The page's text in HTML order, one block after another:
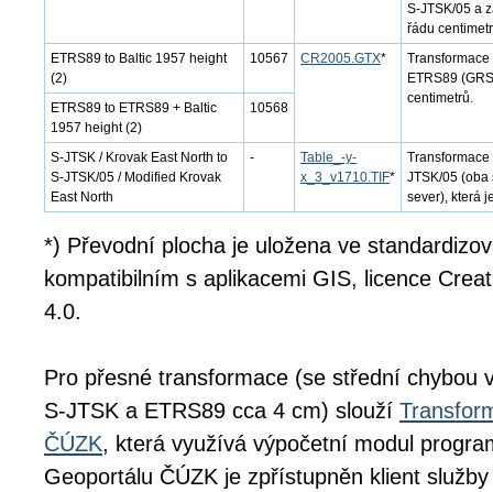
S-JTSK/05 a
řádu
ETRS89 to Baltic 1957 height
(2)
10567 CR2005.GTX*
ETRS89
centimetrů.
ETRS89 to ETRS89 + Baltic
1957 height (2)
10568
S-JTSK / Krovak East North to
S-JTSK/05 / Modified Krovak
East North
-
Table_-y-
x_3_v1710.TIF*
JTSK/05 (oba
sever), která
*) Převodní plocha je uložena ve
kompatibilním s aplikacemi GIS, licence
4.0.
Pro přesné transformace (se střední chybou
S-JTSK a ETRS89 cca 4 cm) slouží
ČÚZK, která využívá výpočetní modul
Geoportálu ČÚZK je zpřístupněn klient